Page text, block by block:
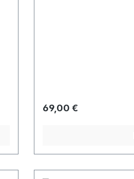
Regulärer Preis:
69,00 €